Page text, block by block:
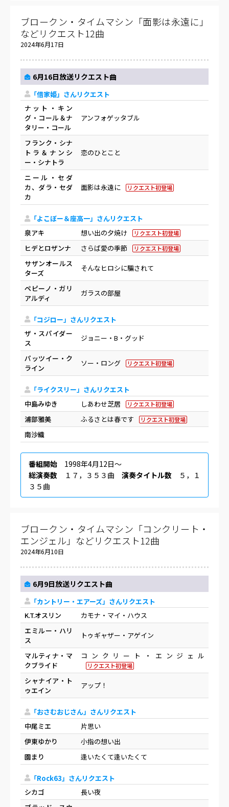
ブロークン・タイムマシン「面影は永遠に」
などリクエスト12曲
2024年6月17日
6月16日放送リクエスト曲
「借家姫」さんリクエスト
ナット・キン
グ・コール＆ナ
タリー・コール
アンフォゲッタブル
フランク・シナ
トラ＆ナンシ
ー・シナトラ
恋のひとこと
ニール・セダ
カ、ダラ・セダ
カ
面影は永遠に リクエスト初登場
「よこぼー＆座高一」さんリクエスト
泉アキ
想い出の夕焼け リクエスト初登場
ヒデとロザンナ さらば愛の季節 リクエスト初登場
サザンオールス
ターズ
そんなヒロシに騙されて
ペピーノ・ガリ
アルディ
ガラスの部屋
「コジロー」さんリクエスト
ザ・スパイダー
ス
ジョニー・B・グッド
パッツイー・ク
ライン
ソー・ロング リクエスト初登場
「ライクスリー」さんリクエスト
中島みゆき
しあわせ芝居 リクエスト初登場
浦部雅美 ふるさとは春です リクエスト初登場
南沙織
番組開始 1998年4月12日〜
総演奏数 １７，３５３曲 演奏タイトル数 ５，１
３５曲
ブロークン・タイムマシン「コンクリート・
エンジェル」などリクエスト12曲
2024年6月10日
6月9日放送リクエスト曲
「カントリー・エアーズ」さんリクエスト
K.T.オスリン
カモナ・マイ・ハウス
エミルー・ハリ
ス
トゥギャザー・アゲイン
マルティナ・マ
クブライド
コンクリート・エンジェル
リクエスト初登場
シャナイア・ト
ゥエイン
アップ！
「おさむおじさん」さんリクエスト
中尾ミエ
片思い
伊東ゆかり
小指の想い出
園まり
逢いたくて逢いたくて
「Rock63」さんリクエスト
シカゴ
長い夜